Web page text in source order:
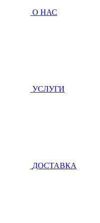
О НАС
УСЛУГИ
ДОСТАВКА